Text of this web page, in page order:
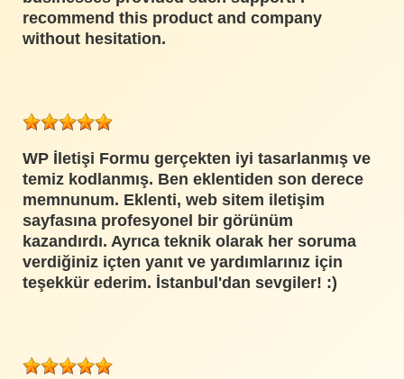
recommend this product and company
without hesitation.
WP İletişi Formu gerçekten iyi tasarlanmış ve
temiz kodlanmış. Ben eklentiden son derece
memnunum. Eklenti, web sitem iletişim
sayfasına profesyonel bir görünüm
kazandırdı. Ayrıca teknik olarak her soruma
verdiğiniz içten yanıt ve yardımlarınız için
teşekkür ederim. İstanbul'dan sevgiler! :)